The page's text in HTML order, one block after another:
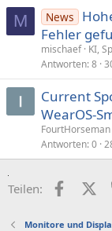
M News
Fehler
mischaef KI,
Antworten 8
Current
WearOS-
FourtHorseman
Antworten 0
Teilen:
Monitore und